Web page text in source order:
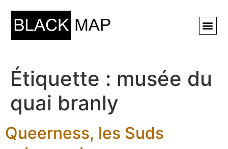
Étiquette : musée du
quai branly
Queerness, les Suds